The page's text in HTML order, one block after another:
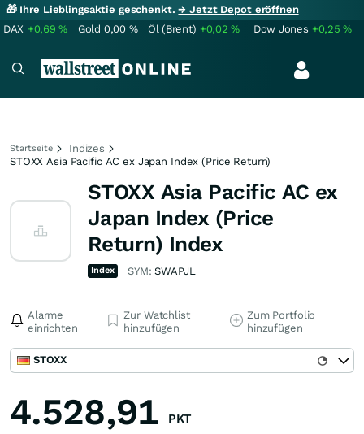
🎁 Ihre Lieblingsaktie geschenkt.→ Jetzt Depot eröffnen
DAX +0,69% Gold 0,00 % Öl (Brent) +0,02% Dow Jones +0,25%
Startseite
Indizes
STOXX Asia Pacific AC ex Japan Index (Price Return)
STOXX Asia Pacific AC ex
Japan Index (Price
Return) Index
Index SYM:SWAPJL
Alarme
einrichten
Zur Watchlist
hinzufügen
Zum Portfolio
hinzufügen
STOXX
4.528,91 PKT